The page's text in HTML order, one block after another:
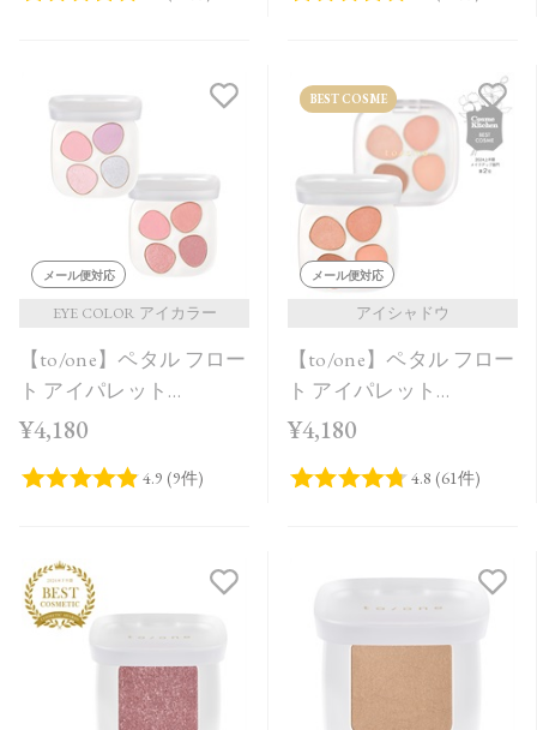
メール便対応
EYE COLOR アイカラー
【to/one】ペタル フロー
ト アイパレット
［09,10］＜2026 Summer
¥4,180
BEST COSME
メール便対応
アイシャドウ
【to/one】ペタル フロー
ト アイパレット
［01,02］
¥4,180